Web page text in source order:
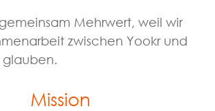
Mehrwert, weil wir
zwischen Yookr und
Mission